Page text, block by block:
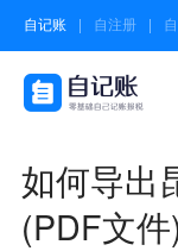
自记账 自注册
如何导出
(PDF文